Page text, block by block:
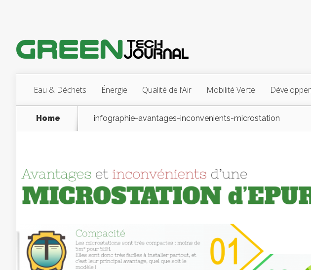
Eau & Déchets Énergie Qualité de l’Air Mobilité Verte
Home infographie-avantages-inconvenients-microstation